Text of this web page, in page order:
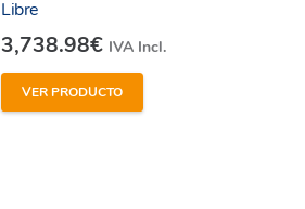
Libre
3,738.98€ IVA Incl.
VER PRODUCTO